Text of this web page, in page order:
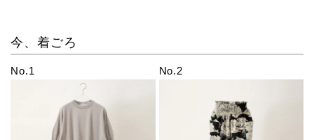
今、着ごろ
No.1 No.2